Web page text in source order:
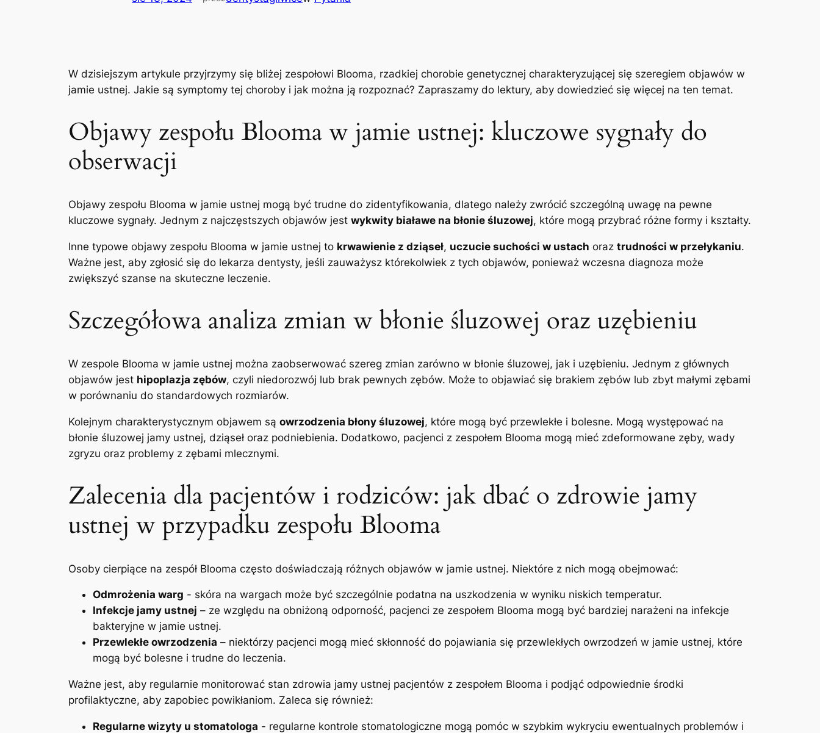
W dzisiejszym artykule przyjrzymy‌ się bliżej zespołowi Blooma, rzadkiej chorobie⁢ genetycznej charakteryzującej się szeregiem objawów w
jamie ustnej. ​Jakie są symptomy tej choroby i jak⁢ można⁢ ją rozpoznać? Zapraszamy do lektury, aby dowiedzieć się więcej na ten ⁣temat.
Objawy zespołu ⁢Blooma⁣ w jamie ustnej: ⁤kluczowe sygnały do​
obserwacji
Objawy zespołu Blooma w jamie⁤ ustnej mogą być trudne do ​zidentyfikowania, dlatego należy zwrócić szczególną ‌uwagę na pewne ​
kluczowe⁣ sygnały. Jednym z najczęstszych⁣ objawów‍ jest wykwity białawe na błonie śluzowej, które ⁣mogą przybrać różne formy i kształty.
Inne typowe ⁢objawy zespołu Blooma w​ jamie ‌ustnej to⁣ krwawienie ‌z dziąseł, uczucie‌ suchości w ustach oraz​ trudności⁤ w przełykaniu.
⁤Ważne jest,⁢ aby zgłosić ⁣się ⁤do lekarza dentysty,⁣ jeśli zauważysz którekolwiek z tych⁤ objawów, ponieważ wczesna⁤ diagnoza może
zwiększyć⁣ szanse na skuteczne ​leczenie.
Szczegółowa ‍analiza ⁣zmian w błonie śluzowej oraz uzębieniu
W zespole⁢ Blooma w jamie ustnej można zaobserwować szereg zmian⁢ zarówno w błonie śluzowej, jak i uzębieniu.​ Jednym ⁣z głównych
objawów​ jest hipoplazja⁤ zębów, czyli niedorozwój lub brak ⁢pewnych zębów. ⁢Może to objawiać się brakiem zębów ⁤lub zbyt małymi zębami
w porównaniu do standardowych rozmiarów.
Kolejnym ‍charakterystycznym objawem są owrzodzenia błony śluzowej, które mogą być przewlekłe i bolesne. Mogą występować ‍na
błonie śluzowej jamy ⁣ustnej, dziąseł ⁤oraz podniebienia.⁣ Dodatkowo,⁢ pacjenci z zespołem Blooma mogą mieć zdeformowane zęby, wady
zgryzu oraz problemy ⁢z ‌zębami mlecznymi.
Zalecenia dla pacjentów​ i rodziców: ‌jak⁤ dbać o zdrowie⁢ jamy
ustnej w⁤ przypadku ⁣zespołu‍ Blooma
Osoby ​cierpiące na zespół​ Blooma często doświadczają różnych objawów w jamie ustnej. Niektóre⁤ z ⁢nich⁣ mogą obejmować:
Odmrożenia warg ‍- skóra na⁣ wargach może ‌być szczególnie podatna na uszkodzenia w wyniku niskich ‍temperatur.
Infekcje jamy ‌ustnej – ze⁣ względu ⁢na obniżoną⁢ odporność, pacjenci⁢ ze zespołem Blooma mogą być bardziej narażeni na infekcje
bakteryjne w​ jamie ustnej.
Przewlekłe owrzodzenia – niektórzy pacjenci⁤ mogą mieć ‍skłonność do pojawiania się przewlekłych ⁤owrzodzeń w jamie ustnej,⁤ które
mogą być‌ bolesne i trudne do leczenia.
Ważne jest,‌ aby⁤ regularnie‍ monitorować ‌stan zdrowia jamy ustnej pacjentów z zespołem ‌Blooma i podjąć odpowiednie ⁢środki
profilaktyczne, aby zapobiec powikłaniom. Zaleca się również:
Regularne wizyty u stomatologa -‍ regularne⁣ kontrole stomatologiczne mogą pomóc w szybkim wykryciu ewentualnych problemów i⁤